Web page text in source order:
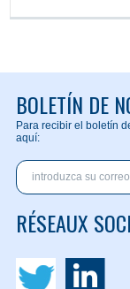
BOLETÍN DE
Para recibir el boletín
aquí:
RÉSEAUX